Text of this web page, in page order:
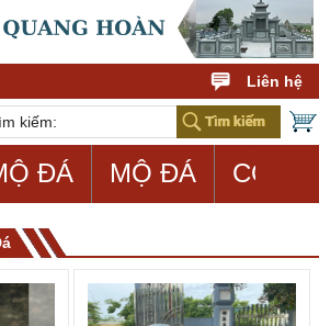
Liên hệ
ĐÁ MỘ ĐÁ CON